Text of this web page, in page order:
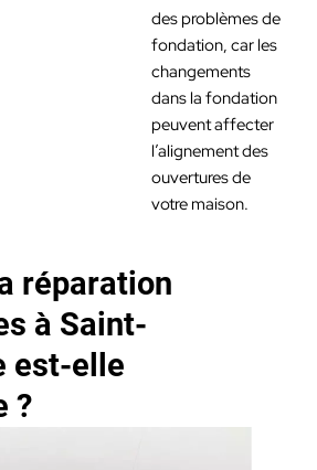
des problèmes de
fondation, car les
changements
dans la fondation
peuvent affecter
l’alignement des
ouvertures de
votre maison.
réparation
à Saint-
est-elle
?